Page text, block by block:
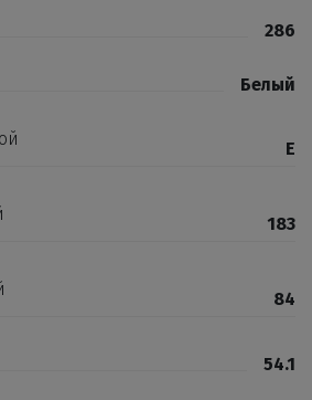
286
Белый
E
183
84
54.1